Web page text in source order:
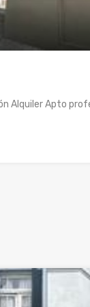
Alquiler Apto